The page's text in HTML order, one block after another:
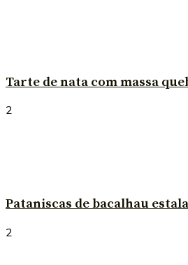
Tarte de nata com massa
2
Pataniscas de bacalhau
2